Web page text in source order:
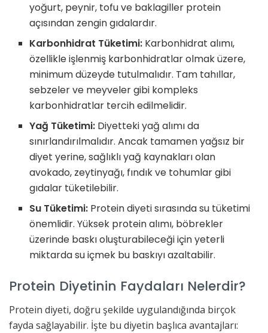
yoğurt, peynir, tofu ve baklagiller protein
açısından zengin gıdalardır.
Karbonhidrat Tüketimi: Karbonhidrat alımı,
özellikle işlenmiş karbonhidratlar olmak üzere,
minimum düzeyde tutulmalıdır. Tam tahıllar,
sebzeler ve meyveler gibi kompleks
karbonhidratlar tercih edilmelidir.
Yağ Tüketimi: Diyetteki yağ alımı da
sınırlandırılmalıdır. Ancak tamamen yağsız bir
diyet yerine, sağlıklı yağ kaynakları olan
avokado, zeytinyağı, fındık ve tohumlar gibi
gıdalar tüketilebilir.
Su Tüketimi: Protein diyeti sırasında su tüketimi
önemlidir. Yüksek protein alımı, böbrekler
üzerinde baskı oluşturabileceği için yeterli
miktarda su içmek bu baskıyı azaltabilir.
Protein Diyetinin Faydaları Nelerdir?
Protein diyeti, doğru şekilde uygulandığında birçok
fayda sağlayabilir. İşte bu diyetin başlıca avantajları: